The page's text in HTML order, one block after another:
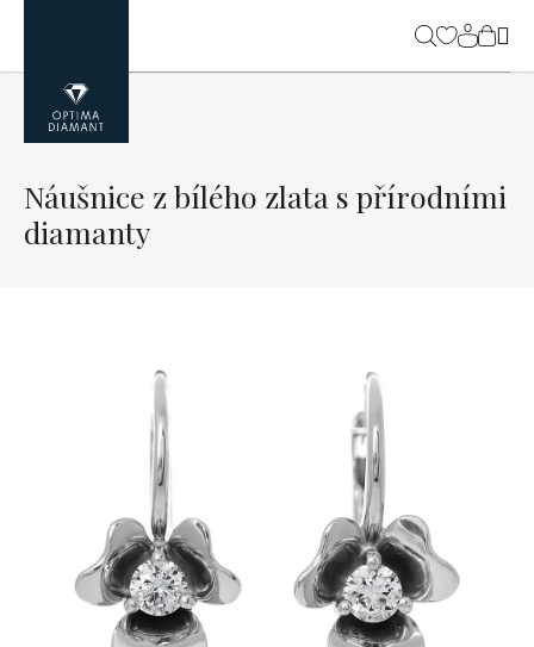
obsah
Náušnice z bílého zlata s přírodními
diamanty